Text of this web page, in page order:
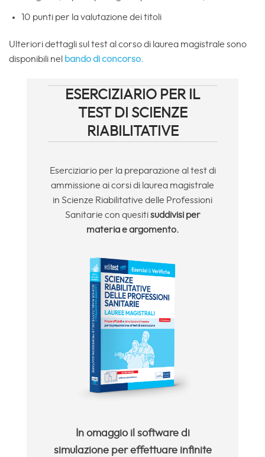
10 punti per la valutazione dei titoli
Ulteriori dettagli sul test al corso di laurea magistrale sono
disponibili nel bando di concorso.
ESERCIZIARIO PER IL
TEST DI SCIENZE
RIABILITATIVE
Eserciziario per la preparazione al test di
ammissione ai corsi di laurea magistrale
in Scienze Riabilitative delle Professioni
Sanitarie con quesitisuddivisi per
materia e argomento.
In omaggio il software di
simulazione per effettuare infinite